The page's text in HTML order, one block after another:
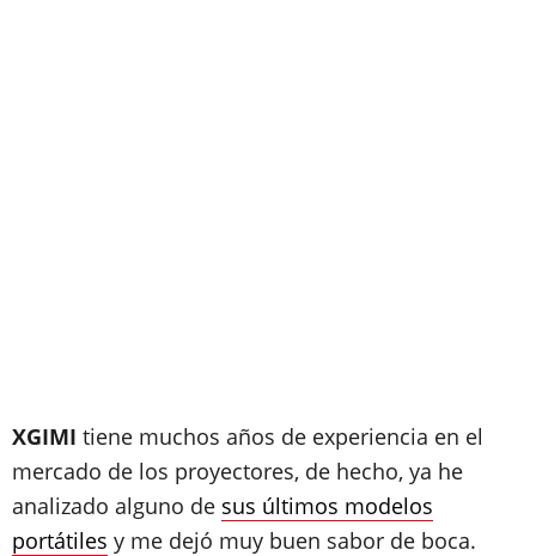
XGIMI tiene muchos años de experiencia en el
mercado de los proyectores, de hecho, ya he
analizado alguno de sus últimos modelos
portátiles y me dejó muy buen sabor de boca.